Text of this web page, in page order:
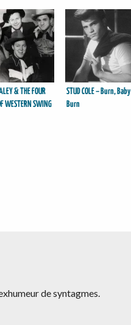
& THE FOUR
WESTERN SWING
STUD COLE – Burn, Baby
Burn
de syntagmes.